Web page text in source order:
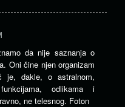
da nije saznanja o
Oni čine njen organizam
je, dakle, o astralnom,
odlikama i
ne telesnog. Foton